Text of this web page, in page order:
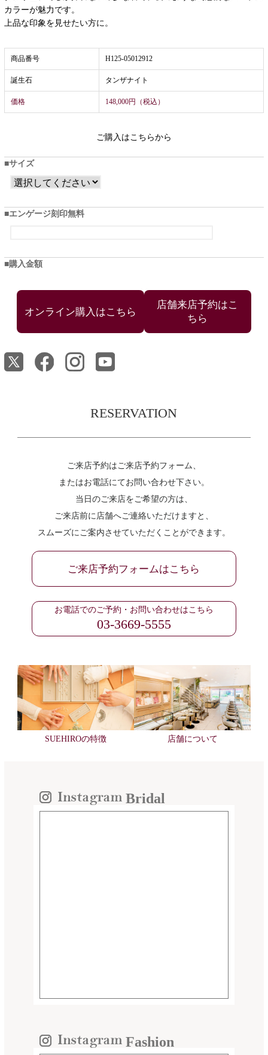
カラーが魅力です。
上品な印象を見せたい方に。
商品番号 H125-05012912
誕生石 タンザナイト
価格 148,000円（税込）
ご購入はこちらから
サイズ
エンゲージ刻印無料
購入金額
店舗来店予約はこ
ちら
RESERVATION
ご来店予約はご来店予約フォーム、
またはお電話にてお問い合わせ下さい。
当日のご来店をご希望の方は、
ご来店前に店舗へご連絡いただけますと、
スムーズにご案内させていただくことができます。
ご来店予約フォームはこちら
お電話でのご予約・お問い合わせはこちら
03-3669-5555
SUEHIROの特徴 店舗について
Bridal
Fashion